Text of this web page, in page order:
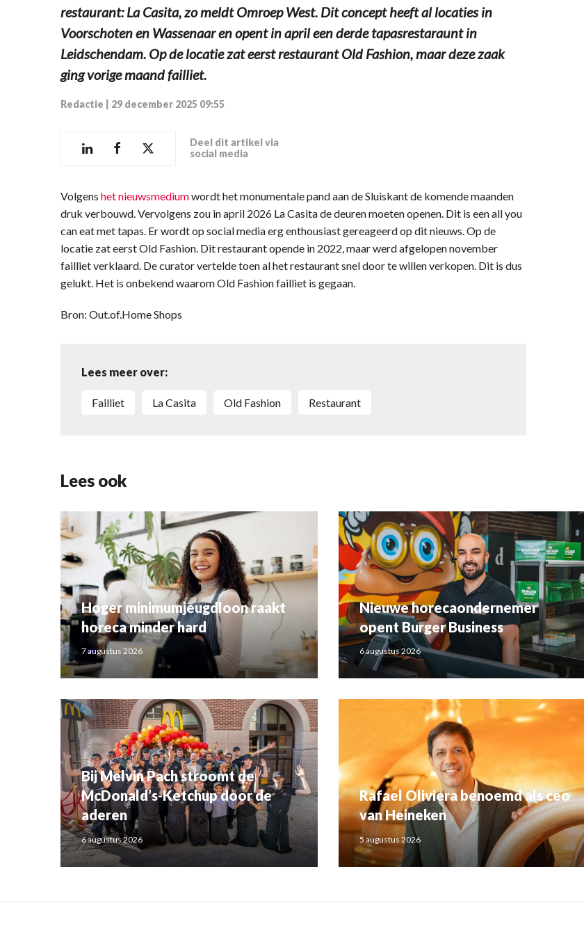
restaurant: La Casita, zo meldt Omroep West. Dit concept heeft al locaties in
Voorschoten en Wassenaar en opent in april een derde tapasrestaraunt in
Leidschendam. Op de locatie zat eerst restaurant Old Fashion, maar deze zaak
ging vorige maand failliet.
Redactie 29 december 2025 09:55
Deel dit artikel via
social media
Volgens het nieuwsmediumwordt het monumentale pand aan de Sluiskant de komende maanden
druk verbouwd. Vervolgens zou in april 2026 La Casita de deuren moeten openen. Dit is een all you
can eat met tapas. Er wordt op social media erg enthousiast gereageerd op dit nieuws. Op de
locatie zat eerst Old Fashion. Dit restaurant opende in 2022, maar werd afgelopen november
failliet verklaard. De curator vertelde toen al het restaurant snel door te willen verkopen. Dit is dus
gelukt. Het is onbekend waarom Old Fashion failliet is gegaan.
Bron: Out.of.Home Shops
Lees meer over:
Failliet La Casita Old Fashion Restaurant
Lees ook
Hoger minimumjeugdloon raakt
horeca minder hard
7 augustus 2026
Nieuwe horecaondernemer
opent Burger Business
6 augustus 2026
Bij Melvin Pach stroomt de
McDonald’s-Ketchup door de
aderen
6 augustus 2026
Rafael Oliviera benoemd als ceo
van Heineken
5 augustus 2026